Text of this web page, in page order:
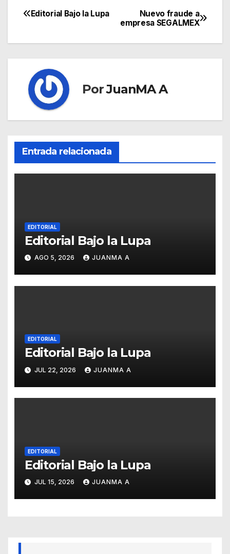
Nuevo fraude a
empresa SEGALMEX
Editorial Bajo la Lupa
PorJuanMA A
Entrada relacionada
EDITORIAL
Editorial Bajo la Lupa
AGO 5, 2026 JUANMA A
EDITORIAL
Editorial Bajo la Lupa
JUL 22, 2026 JUANMA A
EDITORIAL
Editorial Bajo la Lupa
JUL 15, 2026 JUANMA A